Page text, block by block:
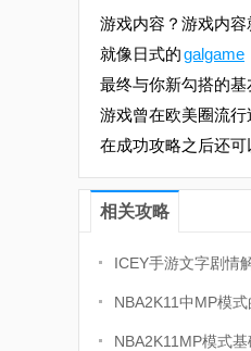
游戏内容？游戏内
就像日式的galgame
最终与你新勾搭的
游戏曾在欧美圈流行
在成功攻略之后还
相关攻略
ICEY手游文字剧情
详解
NBA2K11中MP模
NBA2K11MP模式